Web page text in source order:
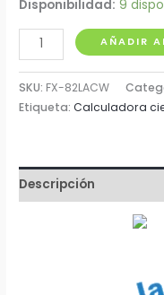
Disponibilidad: 9
Calculadora
300
Funciones
Casio
CW
cantidad
AÑADIR
SKU: FX-82LACW
Etiqueta:Calculadora
Descripción